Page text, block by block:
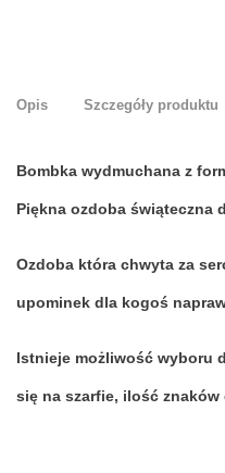
Opis Szczegóły produktu
Bombka wydmuchana z
Piękna ozdoba świąteczna
Ozdoba która chwyta za
upominek dla kogoś
Istnieje możliwość wyboru
się na szarfie, ilość znaków